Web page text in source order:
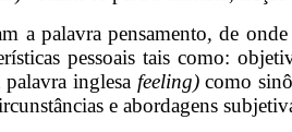
a palavra pensamento, de
pessoais tais como:
inglesa feeling)como
e abordagens